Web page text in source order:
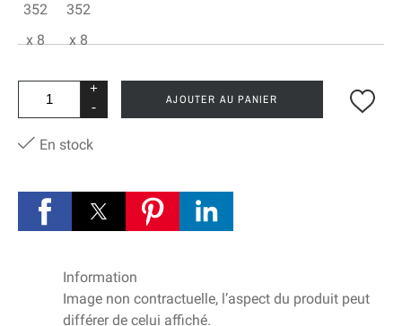
352
x 8
352
x 8
+
-
AJOUTER AU PANIER
En stock
Information
Image non contractuelle, l’aspect du produit peut
différer de celui affiché.